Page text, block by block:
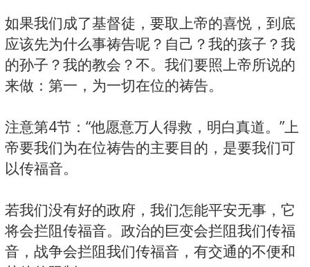
如果我们成了基督徒，要取上帝的喜悦，到底
应该先为什么事祷告呢？自己？我的孩子？我
的孙子？我的教会？不。我们要照上帝所说的
来做：第一，为一切在位的祷告。
注意第4节：“他愿意万人得救，明白真道。”上
帝要我们为在位祷告的主要目的，是要我们可
以传福音。
若我们没有好的政府，我们怎能平安无事，它
将会拦阻传福音。政治的巨变会拦阻我们传福
音，战争会拦阻我们传福音，有交通的不便和